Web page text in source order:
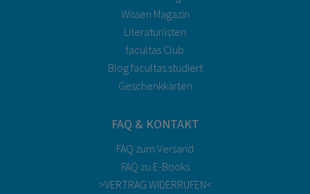
Wissen Magazin
Literaturlisten
facultas Club
Blog facultas.studiert
Geschenkkarten
FAQ & KONTAKT
FAQ zum Versand
FAQ zu E-Books
>VERTRAG WIDERRUFEN<